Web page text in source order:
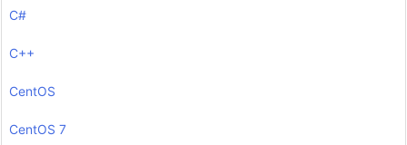
C#
C++
CentOS
CentOS 7